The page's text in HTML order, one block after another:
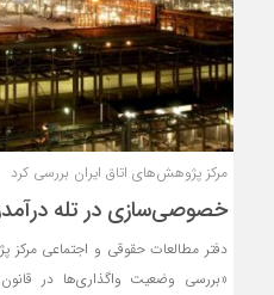
مرکز پژوهش‌های اتاق ایران بررسی کرد
خصوصی‌سازی در تله
دفتر مطالعات حقوقی و اجتماعی مرکز